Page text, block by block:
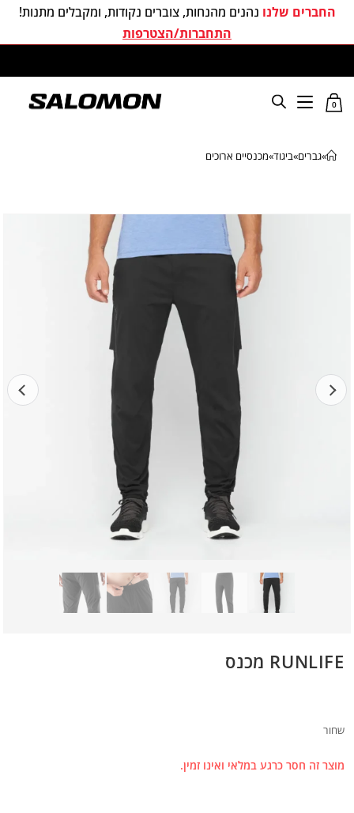
החברים שלנו נהנים מהנחות, צוברים נקודות, ומקבלים מתנות!
התחברות/הצטרפות
0
»גברים»ביגוד»מכנסיים ארוכים
RUNLIFE מכנס
שחור
מוצר זה חסר כרגע במלאי ואינו זמין.